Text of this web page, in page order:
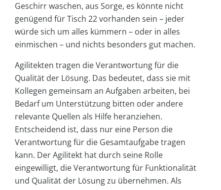
Geschirr waschen, aus Sorge, es könnte nicht
genügend für Tisch 22 vorhanden sein – jeder
würde sich um alles kümmern – oder in alles
einmischen – und nichts besonders gut machen.
Agilitekten tragen die Verantwortung für die
Qualität der Lösung. Das bedeutet, dass sie mit
Kollegen gemeinsam an Aufgaben arbeiten, bei
Bedarf um Unterstützung bitten oder andere
relevante Quellen als Hilfe heranziehen.
Entscheidend ist, dass nur eine Person die
Verantwortung für die Gesamtaufgabe tragen
kann. Der Agilitekt hat durch seine Rolle
eingewilligt, die Verantwortung für Funktionalität
und Qualität der Lösung zu übernehmen. Als